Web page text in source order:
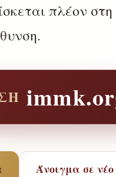
πλέον
Άνοιγμα σε